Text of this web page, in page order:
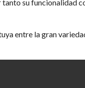
su funcionalidad
entre la gran